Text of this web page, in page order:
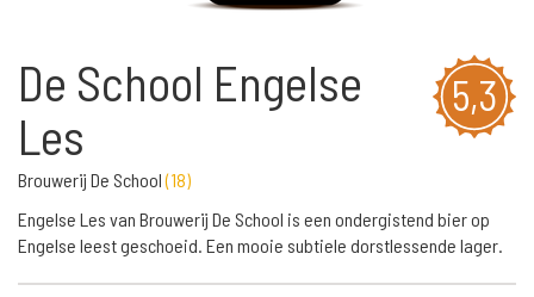
5,3
De School Engelse
Les
Brouwerij De School(18)
Engelse Les van Brouwerij De School is een ondergistend bier op
Engelse leest geschoeid. Een mooie subtiele dorstlessende lager.